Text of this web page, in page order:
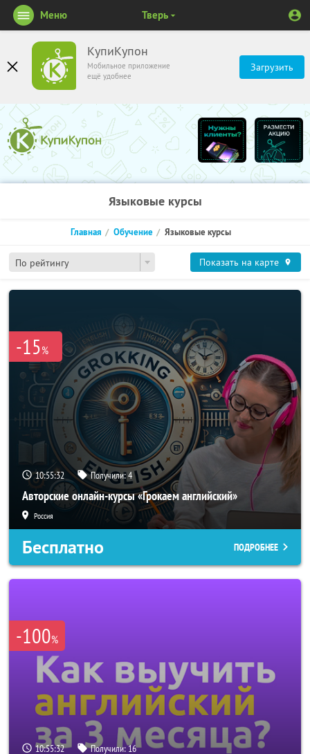
КупиКупон
Мобильное приложение
ещё удобнее
Загрузить
Меню Тверь
Языковые курсы
По рейтингу
Главная Обучение Языковые курсы
Показать на карте
-15%
10:55:32 Получили:4
Авторские онлайн-курсы «Грокаем английский»
Россия
Бесплатно ПОДРОБНЕЕ
-100%
10:55:32 Получили:16